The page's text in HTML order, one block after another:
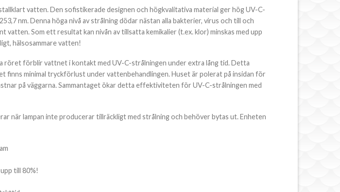
vatten. Den sofistikerade designen och högkvalitativa material ger hög UV-C-
nm. Denna höga nivå av strålning dödar nästan alla bakterier, virus och till och
vatten. Som ett resultat kan nivån av tillsatta kemikalier (t.ex. klor) minskas med upp
hälsosammare vatten!
röret förblir vattnet i kontakt med UV-C-strålningen under extra lång tid. Detta
finns minimal tryckförlust under vattenbehandlingen. Huset är polerat på insidan för
på väggarna. Sammantaget ökar detta effektiviteten för UV-C-strålningen med
när lampan inte producerar tillräckligt med strålning och behöver bytas ut. Enheten
till 80%!